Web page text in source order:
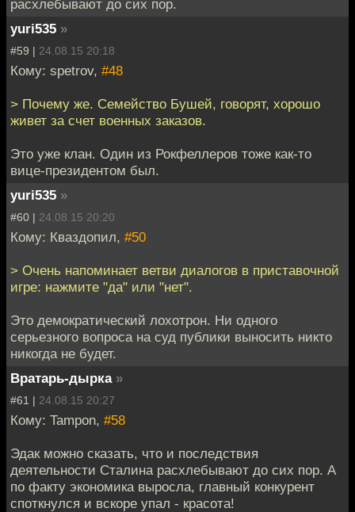
расхлебывают до сих пор.
yuri535 »
#59 | 24.08.15 20:18
Кому: spetrov, #48
> Почему же. Семейство Бушей, говорят, хорошо
живет за счет военных заказов.
Это уже клан. Один из Рокфеллеров тоже как-то
вице-президентом был.
yuri535 »
#60 | 24.08.15 20:20
Кому: Кваздопил, #50
> Очень напоминает ветви диалогов в приставочной
игре: нажмите "да" или "нет".
Это демократический лохотрон. Ни одного
серьезного вопроса на суд публики выносить никто
никогда не будет.
Вратарь-дырка »
#61 | 24.08.15 20:27
Кому: Tampon, #58
Эдак можно сказать, что и последствия
деятельности Сталина расхлебывают до сих пор. А
по факту экономика выросла, главный конкурент
споткнулся и вскоре упал - красота!